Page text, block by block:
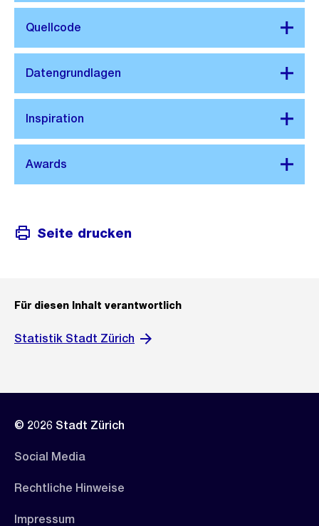
Seite drucken
Für diesen Inhalt verantwortlich
Statistik Stadt Zürich
© 2026 Stadt Zürich
Social Media
Rechtliche Hinweise
Impressum